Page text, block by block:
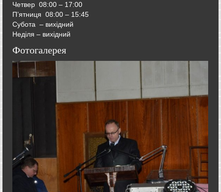
Четвер 08:00 – 17:00
П’ятниця 08:00 – 15:45
Субота – вихідний
Неділя – вихідний
Фотогалерея